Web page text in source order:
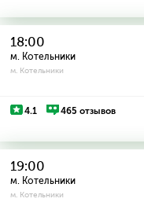
18:00
м. Котельники
м. Котельники
4.1 465 отзывов
19:00
м. Котельники
м. Котельники